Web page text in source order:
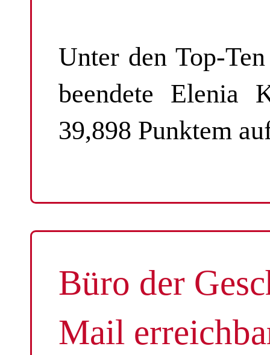
Unter den Top-
beendete Elenia
39,898 Punktem
Büro der
Mail